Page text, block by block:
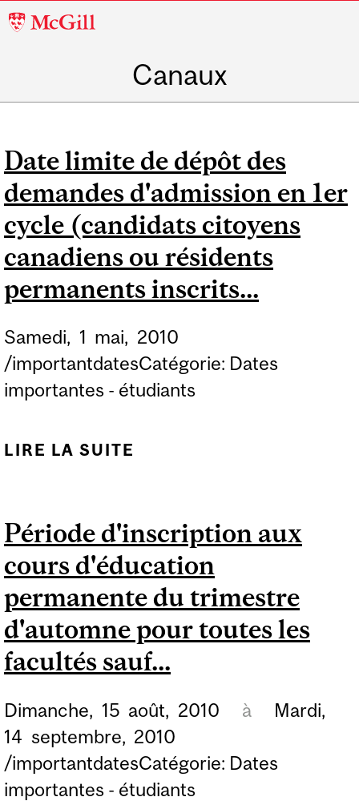
McGill
Canaux
Date limite de dépôt des
demandes d'admission en 1er
cycle (candidats citoyens
canadiens ou résidents
permanents inscrits...
Samedi, 1 mai, 2010
/importantdatesCatégorie: Dates
importantes - étudiants
LIRE LA SUITE
CYCLE (CANDIDATS
CITOYENS CANADIENS
OU RÉSIDENTS
PERMANENTS
INSCRITS...
Période d'inscription aux
cours d'éducation
permanente du trimestre
d'automne pour toutes les
facultés sauf...
Dimanche, 15 août, 2010 à
Mardi,
14 septembre, 2010
/importantdatesCatégorie: Dates
importantes - étudiants